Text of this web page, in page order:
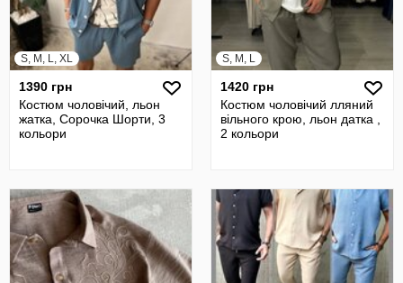
S, M, L, XL
1390 грн
Костюм чоловічий, льон
жатка, Сорочка Шорти, 3
кольори
S, M, L
1420 грн
Костюм чоловічий лляний
вільного крою, льон датка ,
2 кольори